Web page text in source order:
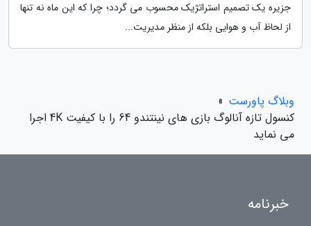
جزیره یک تصمیم استراتژیک محسوب می گردد؛ چرا که این ماه نه تنها
از لحاظ آب و هوایی بلکه از منظر مدیریت...
وبلاگ پاورست »
کنسول تازه آنالوگ بازی های نینتندو 64 را با کیفیت 4K اجرا
می نماید
خبرنامه